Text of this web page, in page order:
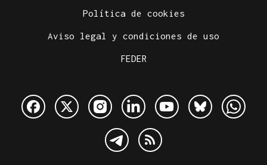
Política de cookies
Aviso legal y condiciones de uso
FEDER